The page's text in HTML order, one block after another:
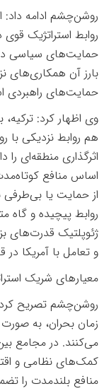
روشن‌چشم ادامه داد:
روابط استراتژیک
حمایت‌های سیاسی در
بارز آن همکاری‌های
حمایت‌های راهبردی
وی اظهار کرد:
هم روابط نزدیکی با
اثرگذاری منطقه‌ای را
اساس منافع
از حمایت یا بی‌طرفی
روابط پیچیده و گاه
ژئوپلتیک قدرت‌های
و تعامل با آمریکا
معیارهای شریک
روشن‌چشم تصریح
زمان بحران، به
می‌کنند. در مجامع
کمک‌های نظامی و
منافع بلندمدت را